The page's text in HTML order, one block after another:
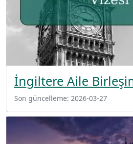
İngiltere Aile
Son güncelleme: 2026-03-27